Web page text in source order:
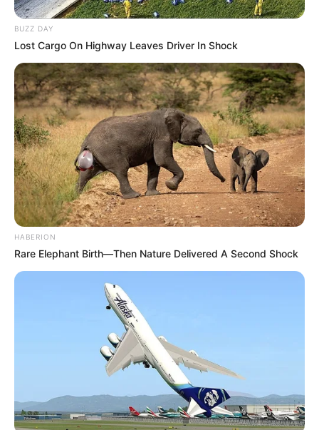
Aproveite e começe hoje mesmo a reciclar as
garrafas PET. Assim você ajuda a natureza.
Veja também:como reciclar tampinhas de
garrafas pet
BUZZ DAY
Lost Cargo On Highway Leaves Driver In Shock
HABERION
Rare Elephant Birth—Then Nature Delivered A Second Shock